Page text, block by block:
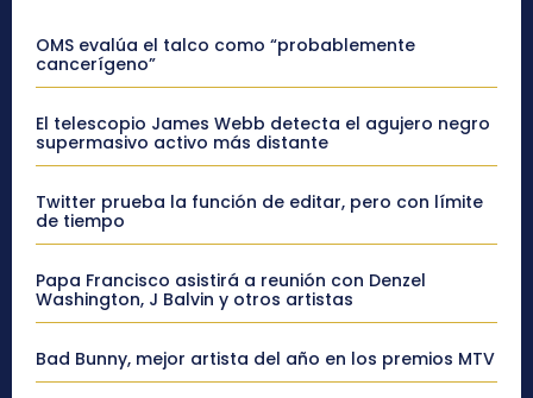
OMS evalúa el talco como “probablemente
cancerígeno”
El telescopio James Webb detecta el agujero negro
supermasivo activo más distante
Twitter prueba la función de editar, pero con límite
de tiempo
Papa Francisco asistirá a reunión con Denzel
Washington, J Balvin y otros artistas
Bad Bunny, mejor artista del año en los premios MTV